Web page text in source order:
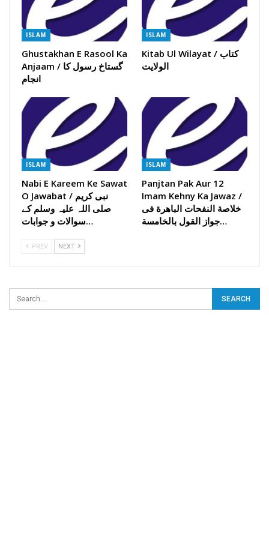
ISLAM
Ghustakhan E Rasool Ka
Anjaam / گستاخ رسول کا
انجام
ISLAM
Kitab Ul Wilayat / کتاب
الولایت
ISLAM
Nabi E Kareem Ke Sawat
O Jawabat / نبی کریم
صلی اللہ علیہ وسلم کے
سوالات و جوابات…
ISLAM
Panjtan Pak Aur 12
Imam Kehny Ka Jawaz /
خلاصة النفحات الباھرة فی
جواز القول بالخامسة…
PREV NEXT